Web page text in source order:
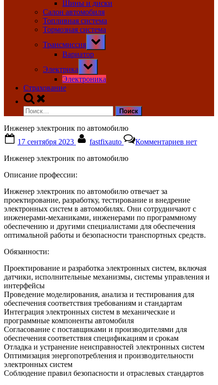
Шины и диски
Салон автомобиля
Топливная система
Тормозная система
Трансмиссия
Toggle
sub-
menu
Вариатор
Электрика
Toggle
sub-
menu
Электроника
Страхование
Toggle
search
form
Найти:
Инженер электроник по автомобилю
on
17 сентября 2023 fastfixauto Комментариевзаписи
нет
Инженер электроник по автомобилю
Описание профессии:
Инженер электроник по автомобилю отвечает за
проектирование, разработку, тестирование и внедрение
электронных систем в автомобилях. Они сотрудничают с
инженерами-механиками, инженерами по программному
обеспечению и другими специалистами для обеспечения
оптимальной работы и безопасности транспортных средств.
Обязанности:
Проектирование и разработка электронных систем, включая
датчики, исполнительные механизмы, системы управления и
интерфейсы
Проведение моделирования, анализа и тестирования для
обеспечения соответствия требованиям и стандартам
Интеграция электронных систем в механические и
программные компоненты автомобиля
Согласование с поставщиками и производителями для
обеспечения соответствия спецификациям и срокам
Отладка и устранение неисправностей электронных систем
Оптимизация энергопотребления и производительности
электронных систем
Соблюдение правил безопасности и отраслевых стандартов